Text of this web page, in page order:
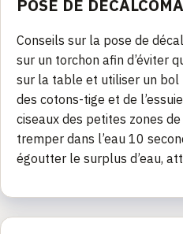
POSE DE
Conseils sur la pose de
sur un torchon afin d’éviter
sur la table et utiliser un bol
des cotons-tige et de
ciseaux des petites zones
tremper dans l’eau 10
égoutter le surplus d’eau,